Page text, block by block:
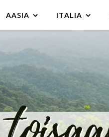
AASIA ITALIA